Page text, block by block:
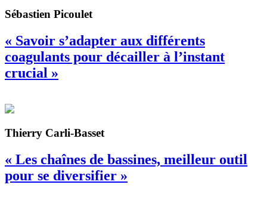
Sébastien Picoulet
« Savoir s’adapter aux différents
coagulants pour décailler à l’instant
crucial »
Thierry Carli-Basset
« Les chaînes de bassines, meilleur outil
pour se diversifier »